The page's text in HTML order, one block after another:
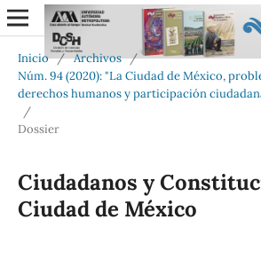
Inicio / Archivos /
Núm. 94 (2020): "La Ciudad de México,
derechos humanos y participación
/
Dossier
Ciudadanos y
Ciudad de México